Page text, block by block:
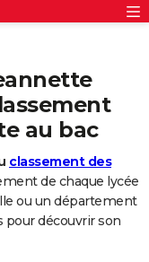
au bac
classement des
de chaque lycée
ou un département
pour découvrir son